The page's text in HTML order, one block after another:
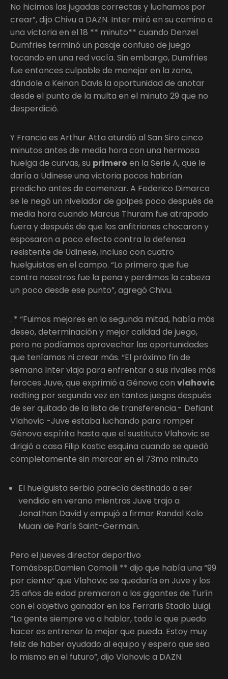
No hicimos las jugadas correctas y luchamos por
crear”, dijo Chivu a DAZN. Inter miró en su camino a
una victoria en el 18 ** minuto** cuando Denzel
Dumfries terminó un pasaje confuso de juego
tocando en una red vacía. Sin embargo, Dumfries
fue entonces culpable de manejar en la zona,
dándole a Keinan Davis la oportunidad de anotar
desde el punto de la multa en el minuto 29 que no
desperdició.
Y Francia es Arthur Atta aturdió al San Siro cinco
minutos antes de media hora con una hermosa
huelga de curvas, su primero en la Serie A, que le
daría a Udinese una victoria pocos habrían
predicho antes de comenzar. A Federico Dimarco
se le negó un nivelador de golpes poco después de
media hora cuando Marcus Thuram fue atrapado
fuera y después de que los anfitriones chocaron y
esposaron a poco efecto contra la defensa
resistente de Udinese, incluso con cuatro
huelguistas en el campo. “Lo primero que fue
contra nosotros fue la pena y perdimos la cabeza
un poco desde ese punto”, agregó Chivu.
. * “Fuimos mejores en la segunda mitad, había más
deseo, determinación y mejor calidad de juego,
pero no podíamos aprovechar las oportunidades
que teníamos ni crear más. “El próximo fin de
semana Inter viaja para enfrentar a sus rivales más
feroces Juve, que exprimió a Génova con vlahovic
redting por segunda vez en tantos juegos después
de ser quitado de la lista de transferencia.- Defiant
Vlahovic -Juve estaba luchando para romper
Génova espírita hasta que el sustituto Vlahovic se
dirigió a casa Filip Kostic esquina cuando se quedó
completamente sin marcar en el 73mo minuto
El huelguista serbio parecía destinado a ser
vendido en verano mientras Juve trajo a
Jonathan David y empujó a firmar Randal Kolo
Muani de París Saint-Germain.
Pero el jueves director deportivo
Tomásbsp;Damien Comolli ** dijo que había una “99
por ciento” que Vlahovic se quedaría en Juve y los
25 años de edad premiaron a los gigantes de Turín
con el objetivo ganador en los Ferraris Stadio Liuigi.
“La gente siempre va a hablar, todo lo que puedo
hacer es entrenar lo mejor que pueda. Estoy muy
feliz de haber ayudado al equipo y espero que sea
lo mismo en el futuro”, dijo Vlahovic a DAZN.